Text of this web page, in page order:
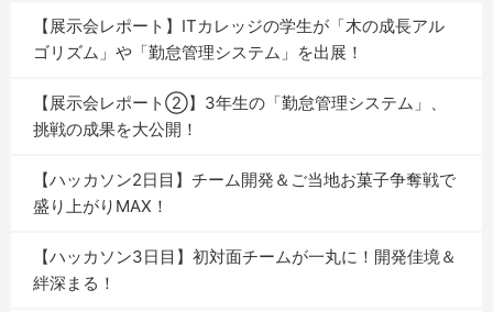
【展示会レポート】ITカレッジの学生が「木の成長アル
ゴリズム」や「勤怠管理システム」を出展！
【展示会レポート②】3年生の「勤怠管理システム」、
挑戦の成果を大公開！
【ハッカソン2日目】チーム開発＆ご当地お菓子争奪戦で
盛り上がりMAX！
【ハッカソン3日目】初対面チームが一丸に！開発佳境＆
絆深まる！